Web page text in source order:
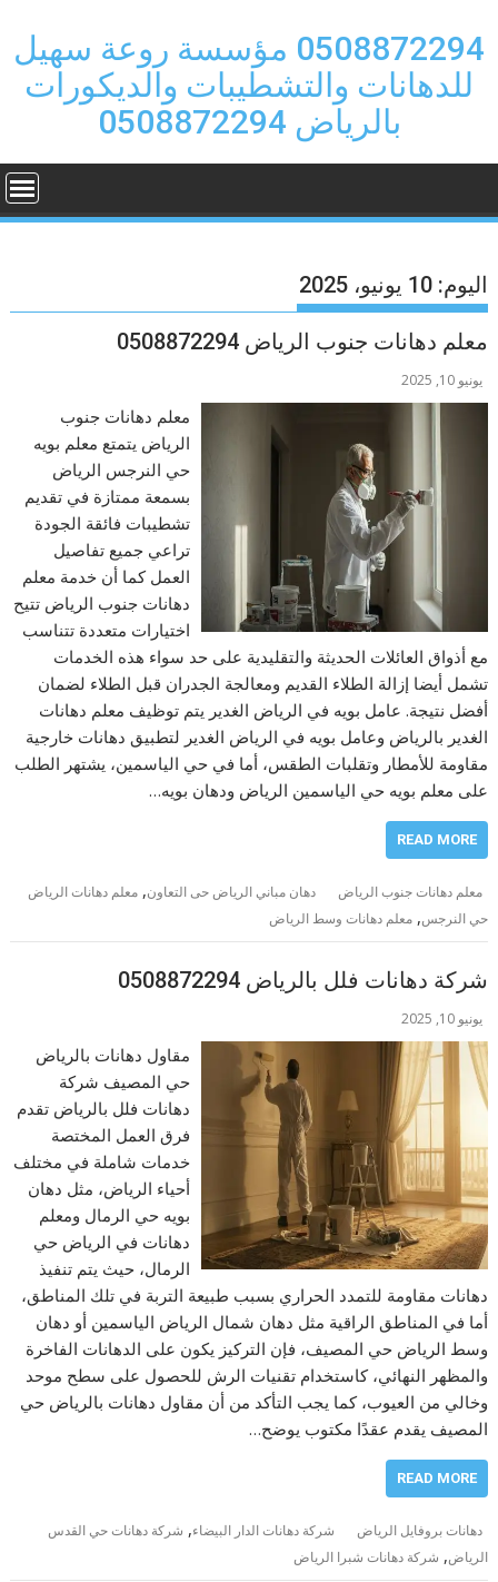
content
0508872294 مؤسسة روعة سهيل
للدهانات والتشطيبات والديكورات
بالرياض 0508872294
اليوم:10 يونيو، 2025
معلم دهانات جنوب الرياض 0508872294
يونيو 10, 2025
معلم دهانات جنوب
الرياض يتمتع معلم بويه
حي النرجس الرياض
بسمعة ممتازة في تقديم
تشطيبات فائقة الجودة
تراعي جميع تفاصيل
العمل كما أن خدمة معلم
دهانات جنوب الرياض تتيح
اختيارات متعددة تتناسب
مع أذواق العائلات الحديثة والتقليدية على حد سواء هذه الخدمات
تشمل أيضا إزالة الطلاء القديم ومعالجة الجدران قبل الطلاء لضمان
أفضل نتيجة. عامل بويه في الرياض الغدير يتم توظيف معلم دهانات
الغدير بالرياض وعامل بويه في الرياض الغدير لتطبيق دهانات خارجية
مقاومة للأمطار وتقلبات الطقس، أما في حي الياسمين، يشتهر الطلب
على معلم بويه حي الياسمين الرياض ودهان بويه…
READ MORE
معلم دهانات جنوب الرياض دهان مباني الرياض حى التعاون,معلم دهانات الرياض
حي النرجس,معلم دهانات وسط الرياض
شركة دهانات فلل بالرياض 0508872294
يونيو 10, 2025
مقاول دهانات بالرياض
حي المصيف شركة
دهانات فلل بالرياض تقدم
فرق العمل المختصة
خدمات شاملة في مختلف
أحياء الرياض، مثل دهان
بويه حي الرمال ومعلم
دهانات في الرياض حي
الرمال، حيث يتم تنفيذ
دهانات مقاومة للتمدد الحراري بسبب طبيعة التربة في تلك المناطق،
أما في المناطق الراقية مثل دهان شمال الرياض الياسمين أو دهان
وسط الرياض حي المصيف، فإن التركيز يكون على الدهانات الفاخرة
والمظهر النهائي، كاستخدام تقنيات الرش للحصول على سطح موحد
وخالي من العيوب، كما يجب التأكد من أن مقاول دهانات بالرياض حي
المصيف يقدم عقدًا مكتوب يوضح…
READ MORE
دهانات بروفايل الرياض شركة دهانات الدار البيضاء, شركة دهانات حي القدس
الرياض, شركة دهانات شبرا الرياض